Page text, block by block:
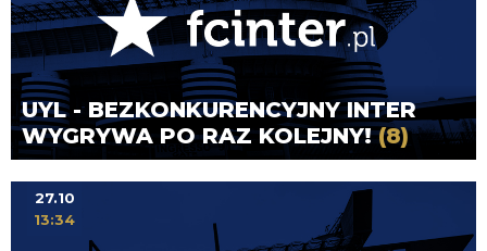
UYL - BEZKONKURENCYJNY INTER
WYGRYWA PO RAZ KOLEJNY!(8)
27.10
13:34